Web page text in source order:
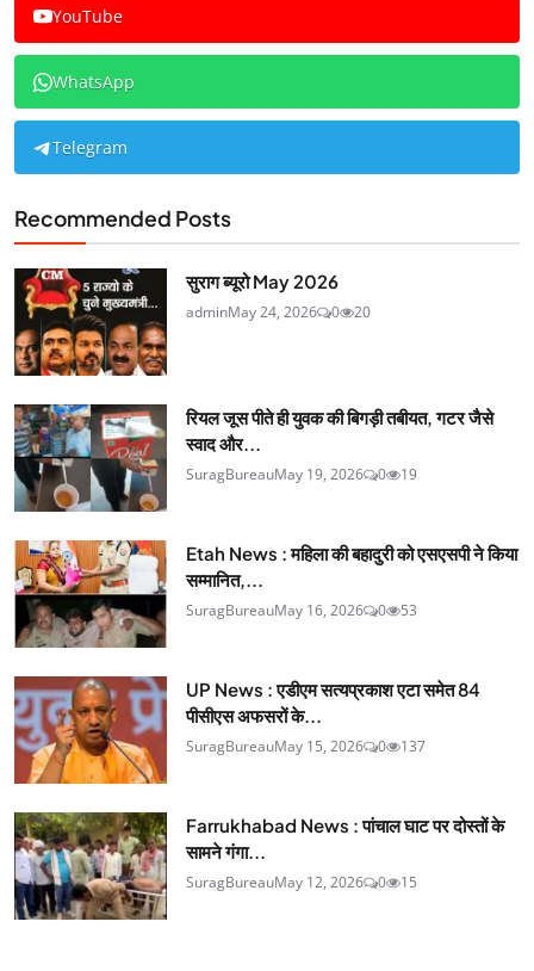
YouTube
WhatsApp
Telegram
Recommended Posts
सुराग ब्यूरो May 2026
adminMay 24, 2026 0 20
रियल जूस पीते ही युवक की बिगड़ी तबीयत, गटर जैसे
स्वाद और...
SuragBureauMay 19, 2026 0 19
Etah News : महिला की बहादुरी को एसएसपी ने किया
सम्मानित,...
SuragBureauMay 16, 2026 0 53
UP News : एडीएम सत्यप्रकाश एटा समेत 84
पीसीएस अफसरों के...
SuragBureauMay 15, 2026 0 137
Farrukhabad News : पांचाल घाट पर दोस्तों के
सामने गंगा...
SuragBureauMay 12, 2026 0 15